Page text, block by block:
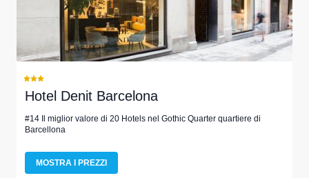
Hotel Denit Barcelona
#14 Il miglior valore di 20 Hotels nel Gothic Quarter quartiere di
Barcellona
MOSTRA I PREZZI